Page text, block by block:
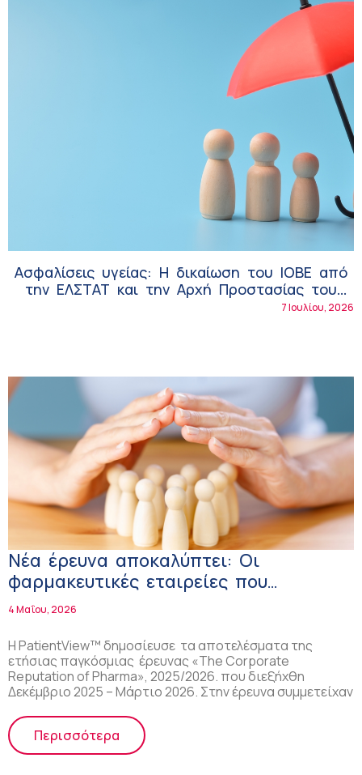
Ασφαλίσεις υγείας: Η δικαίωση του ΙΟΒΕ από
την ΕΛΣΤΑΤ και την Αρχή Προστασίας του
7 Ιουλίου, 2026
Νέα έρευνα αποκαλύπτει: Οι
φαρμακευτικές εταιρείες που
εγκαταλείπουν τις ομάδες ασθενών σε
τους φήμη να υποχωρεί
4 Μαΐου, 2026
Η PatientView™ δημοσίευσε τα αποτελέσματα της
ετήσιας παγκόσμιας έρευνας «The Corporate
Reputation of Pharma», 2025/2026. που διεξήχθη
Δεκέμβριο 2025 – Μάρτιο 2026. Στην έρευνα συμμετείχαν
Περισσότερα